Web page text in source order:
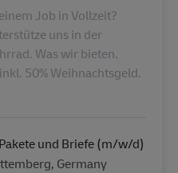
Job in Vollzeit?
uns in der
Was wir bieten.
50% Weihnachtsgeld.
und Briefe (m/w/d)
Germany